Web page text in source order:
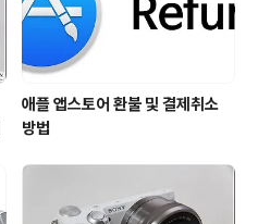
애플 앱스토어 환불 및 결제취소
방법